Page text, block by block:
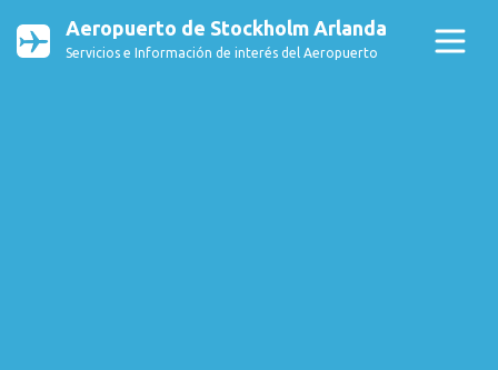
Aeropuerto de Stockholm Arlanda
Servicios e Información de interés del Aeropuerto